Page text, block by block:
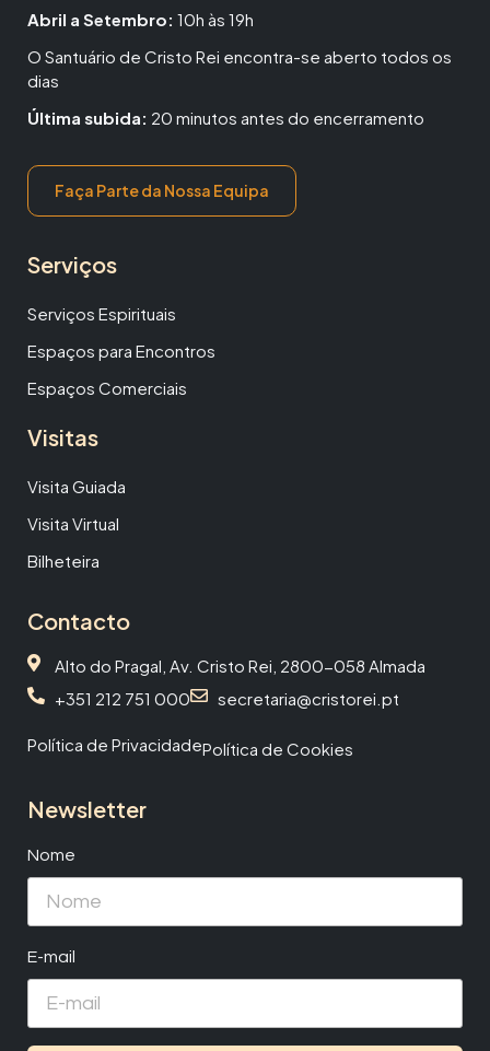
Abril a Setembro: 10h às 19h
O Santuário de Cristo Rei encontra-se aberto todos os
dias
Última subida: 20 minutos antes do encerramento
Faça Parte da Nossa Equipa
Serviços
Serviços Espirituais
Espaços para Encontros
Espaços Comerciais
Visitas
Visita Guiada
Visita Virtual
Bilheteira
Contacto
Alto do Pragal, Av. Cristo Rei, 2800-058 Almada
+351 212 751 000
secretaria@cristorei.pt
Política de PrivacidadePolítica de Cookies
Newsletter
Nome
E-mail